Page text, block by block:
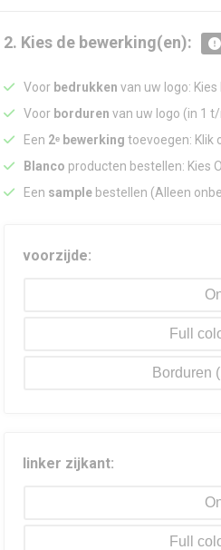
2. Kies de bewerking(en):
Voor bedrukken van uw logo:
Voor borduren van uw logo (in 1
Een 2ᵉ bewerking toevoegen: Klik
Blanco producten bestellen: Kies
Een samplebestellen (Alleen
voorzijde:
Borduren
Full
linker zijkant:
Full